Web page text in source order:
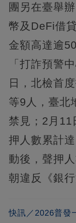
團另在臺舉
幣及DeFi借
金額高達逾
「打詐預警
日，北檢首
等9人，臺北
禁見；2月11
押人數累計
動後，聲押
朝違反《銀
快訊／2026普發